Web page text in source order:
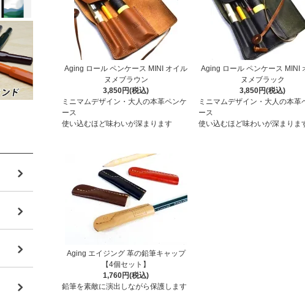
Aging ロール ペンケース MINI オイル
ヌメブラウン
3,850円(税込)
ミニマムデザイン・大人の本革ペンケ
ース
使い込むほど味わいが深まります
Aging ロール ペンケース MINI
ヌメブラック
3,850円(税込)
ミニマムデザイン・大人の本革
ース
使い込むほど味わいが深まりま
Aging エイジング 革の鉛筆キャップ
【4個セット】
1,760円(税込)
鉛筆を素敵に演出しながら保護します